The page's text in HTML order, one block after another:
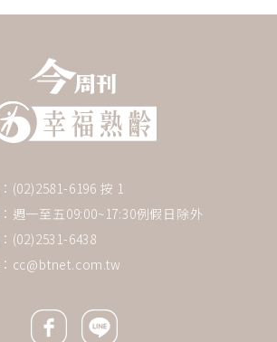
(02)2581-6196 按 1
週一至五09:00~17:30例假日除外
(02)2531-6438
cc@btnet.com.tw
Facebook icon
Line icon